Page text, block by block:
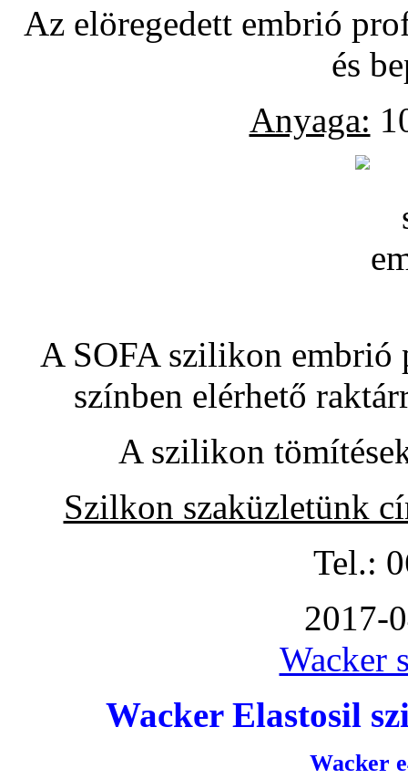
Az elöregedett embrió
és
Anyaga:
A SOFA szilikon embrió
színben elérhető
A szilikon
Szilkon szaküzletünk
Tel.:
2017-
Wacker
Wacker Elastosil
Wacker